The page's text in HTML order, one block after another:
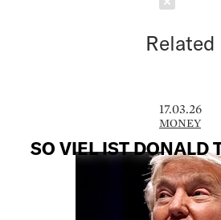
Related
17.03.26
MONEY
SO VIEL IST DONALD